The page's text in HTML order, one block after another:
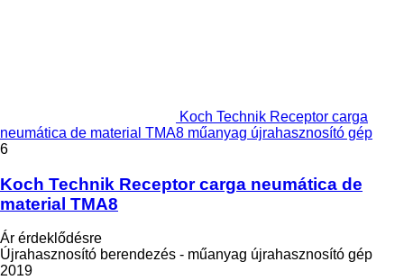
Koch Technik Receptor carga
neumática de material TMA8 műanyag újrahasznosító gép
6
Koch Technik Receptor carga neumática de
material TMA8
Ár érdeklődésre
Újrahasznosító berendezés - műanyag újrahasznosító gép
2019